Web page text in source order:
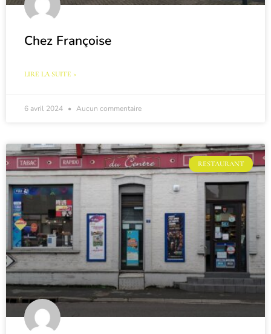
Chez Françoise
LIRE LA SUITE »
6 avril 2024 Aucun commentaire
RESTAURANT